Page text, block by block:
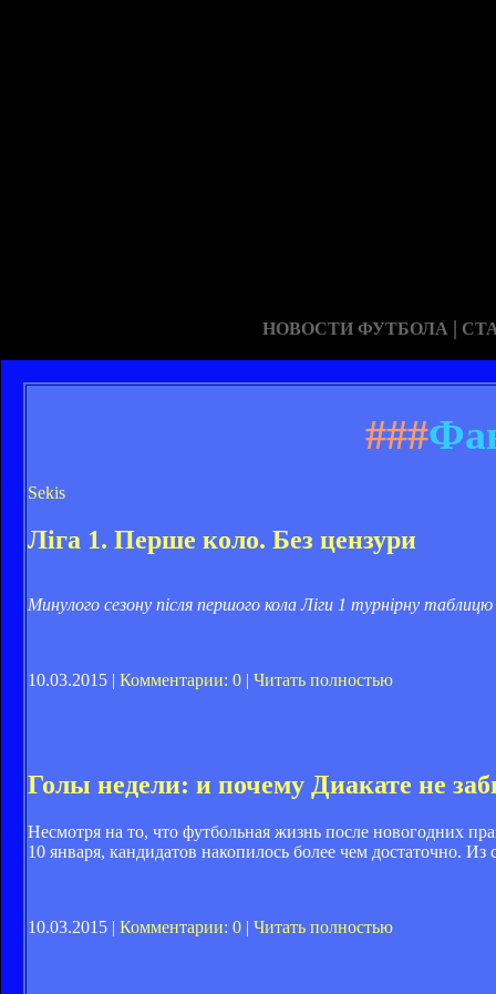
НОВОСТИ ФУТБОЛА |
###
Sekis
Ліга 1. Перше коло. Без цензури
Минулого сезону після першого кола Ліги 1 турнірну
10.03.2015 | Комментарии: 0 | Читать полностью
Голы недели: и почему Диакате не
Несмотря на то, что футбольная жизнь после новогодних
10 января, кандидатов накопилось более чем достаточно.
10.03.2015 | Комментарии: 0 | Читать полностью